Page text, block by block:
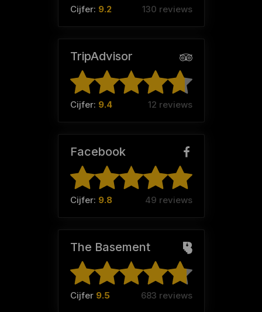
Cijfer: 9.2 130 reviews
TripAdvisor
Cijfer: 9.4 12 reviews
Facebook
Cijfer: 9.8 49 reviews
The Basement
Cijfer 9.5 683 reviews